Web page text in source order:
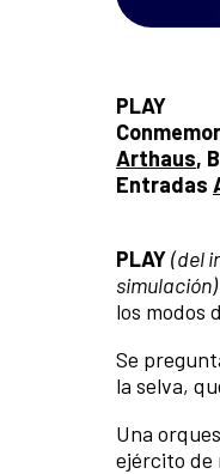
PLAY
Arthaus,
Entradas
PLAY(del
simulación)
los modos
Se
la selva,
Una
ejército de